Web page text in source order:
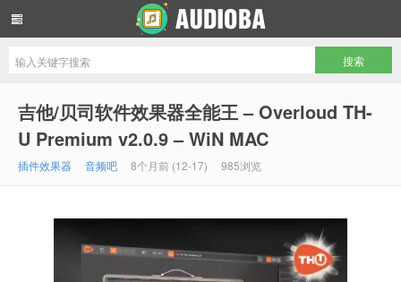
吉他/贝司软件效果器全能王 – Overloud TH-
U Premium v2.0.9 – WiN MAC
插件效果器 音频吧 8个月前 (12-17) 985浏览